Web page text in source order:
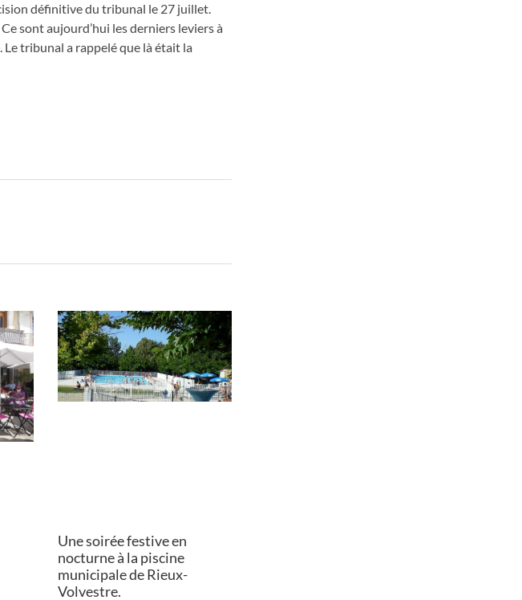
définitive du tribunal le 27 juillet.
sont aujourd’hui les derniers leviers à
tribunal a rappelé que là était la
Une soirée festive en
nocturne à la piscine
municipale de Rieux-
Volvestre.